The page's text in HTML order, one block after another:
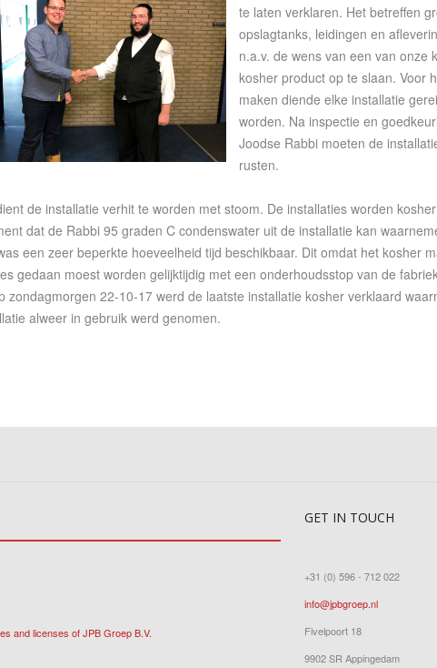
te laten verklaren. Het betreffen
opslagtanks, leidingen en
n.a.v. de wens van een van onze
kosher product op te slaan. Voor
maken diende elke installatie
worden. Na inspectie en
Joodse Rabbi moeten de
rusten.
de installatie verhit te worden met stoom. De installaties worden
dat de Rabbi 95 graden C condenswater uit de installatie kan
een zeer beperkte hoeveelheid tijd beschikbaar. Dit omdat het kosher
gedaan moest worden gelijktijdig met een onderhoudsstop van de
zondagmorgen 22-10-17 werd de laatste installatie kosher verklaard
alweer in gebruik werd genomen.
and licenses of JPB Groep B.V.
GET IN TOUCH
+31 (0) 596 - 712 022
info@jpbgroep.nl
Fivelpoort 18
9902 SR Appingedam